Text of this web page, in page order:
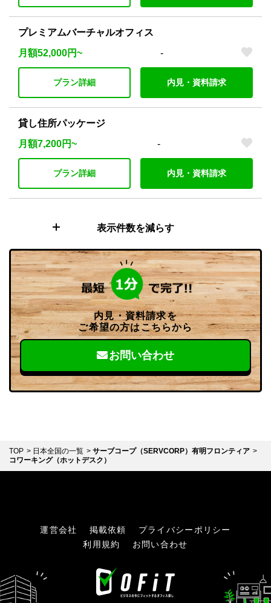
プレミアムバーチャルオフィス
月額52,000円~
-
プラン詳細 内見・資料請求
貸し住所パッケージ
月額7,200円~
-
プラン詳細 内見・資料請求
表示件数を減らす
内見・資料請求を
ご希望の方はこちらから
お問い合わせ
TOP 日本全国の一覧
サーブコープ（SERVCORP）有明フロンティア
コワーキング（ホットデスク）
運営会社 掲載依頼
プライバシーポリシー
利用規約
お問い合わせ